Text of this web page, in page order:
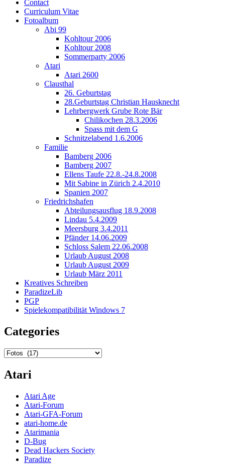
Contact
Curriculum Vitae
Fotoalbum
Abi 99
Kohltour 2006
Kohltour 2008
Sommerparty 2006
Atari
Atari 2600
Clausthal
26. Geburtstag
28.Geburtstag Christian Hausknecht
Lehrbergwerk Grube Rote Bär
Chilikochen 28.3.2006
Spass mit dem G
Schnitzelabend 1.6.2006
Familie
Bamberg 2006
Bamberg 2007
Ellens Taufe 22.8.-24.8.2008
Mit Sabine in Zürich 2.4.2010
Spanien 2007
Friedrichshafen
Abteilungsausflug 18.9.2008
Lindau 5.4.2009
Meersburg 3.4.2011
Pfänder 14.06.2009
Schloss Salem 22.06.2008
Urlaub August 2008
Urlaub August 2009
Urlaub März 2011
Kreatives Schreiben
ParadizeLib
PGP
Spielekompatibilität Windows 7
Categories
Categories
Atari
Atari Age
Atari-Forum
Atari-GFA-Forum
atari-home.de
Atarimania
D-Bug
Dead Hackers Society
Paradize